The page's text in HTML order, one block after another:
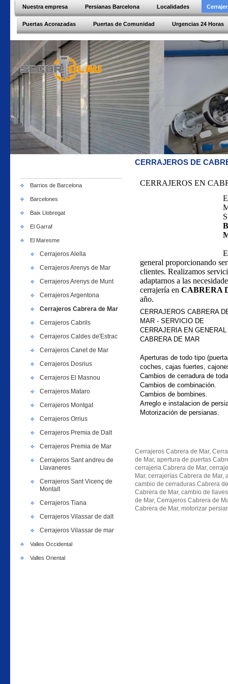
Nuestra empresa Persianas Barcelona Localidades
Puertas Acorazadas Puertas de Comunidad Urgencias 24 Horas
Barrios de Barcelona
Barcelones
Baix Llobregat
El Garraf
El Maresme
Cerrajeros Alella
Cerrajeros Arenys de Mar
Cerrajeros Arenys de Munt
Cerrajeros Argentona
Cerrajeros Cabrera de Mar
Cerrajeros Cabrils
Cerrajeros Caldes de'Estrac
Cerrajeros Canet de Mar
Cerrajeros Dosrius
Cerrajeros El Masnou
Cerrajeros Mataro
Cerrajeros Montgat
Cerrajeros Orrius
Cerrajeros Premia de Dalt
Cerrajeros Premia de Mar
Cerrajeros Sant andreu de
Llavaneres
Cerrajeros Sant Vicenç de
Montalt
Cerrajeros Tiana
Cerrajeros Vilassar de dalt
Cerrajeros Vilassar de mar
Valles Occidental
Valles Oriental
CERRAJEROS DE
CERRAJEROS EN
general proporcionando
clientes. Realizamos
adaptarnos a las
cerrajería en CABRERA
año.
CERRAJEROS CABRERA
MAR - SERVICIO DE
CERRAJERIA EN GENERAL
CABRERA DE MAR
Aperturas de todo tipo
coches, cajas fuertes,
Cambios de cerradura de
Cambios de combinación.
Cambios de bombines.
Arreglo e instalacion de
Motorización de persianas.
Cerrajeros Cabrera de Mar,
de Mar, apertura de puertas
cerrajeria Cabrera de Mar,
Mar, cerrajerías Cabrera de Mar,
cambio de cerraduras Cabrera
Cabrera de Mar, cambio de
de Mar, Cerrajeros Cabrera de
Cabrera de Mar, motorizar